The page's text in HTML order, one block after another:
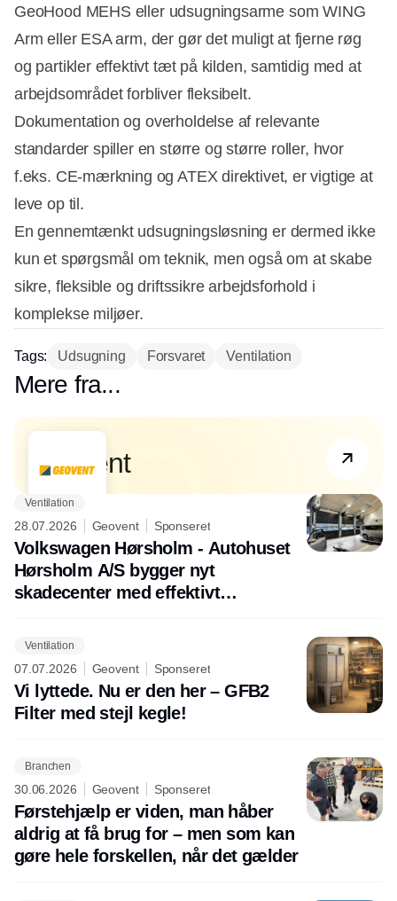
GeoHood MEHS eller udsugningsarme som WING
Arm eller ESA arm, der gør det muligt at fjerne røg
og partikler effektivt tæt på kilden, samtidig med at
arbejdsområdet forbliver fleksibelt.
Dokumentation og overholdelse af relevante
standarder spiller en større og større roller, hvor
f.eks. CE-mærkning og ATEX direktivet, er vigtige at
leve op til.
En gennemtænkt udsugningsløsning er dermed ikke
kun et spørgsmål om teknik, men også om at skabe
sikre, fleksible og driftssikre arbejdsforhold i
komplekse miljøer.
Tags: Udsugning Forsvaret Ventilation
Mere fra...
Partner
Geovent
Ventilation
28.07.2026 Geovent Sponseret
Volkswagen Hørsholm - Autohuset
Hørsholm A/S bygger nyt
skadecenter med effektivt
Ventilation
07.07.2026 Geovent Sponseret
Vi lyttede. Nu er den her – GFB2
Filter med stejl kegle!
Branchen
30.06.2026 Geovent Sponseret
Førstehjælp er viden, man håber
aldrig at få brug for – men som kan
gøre hele forskellen, når det gælder